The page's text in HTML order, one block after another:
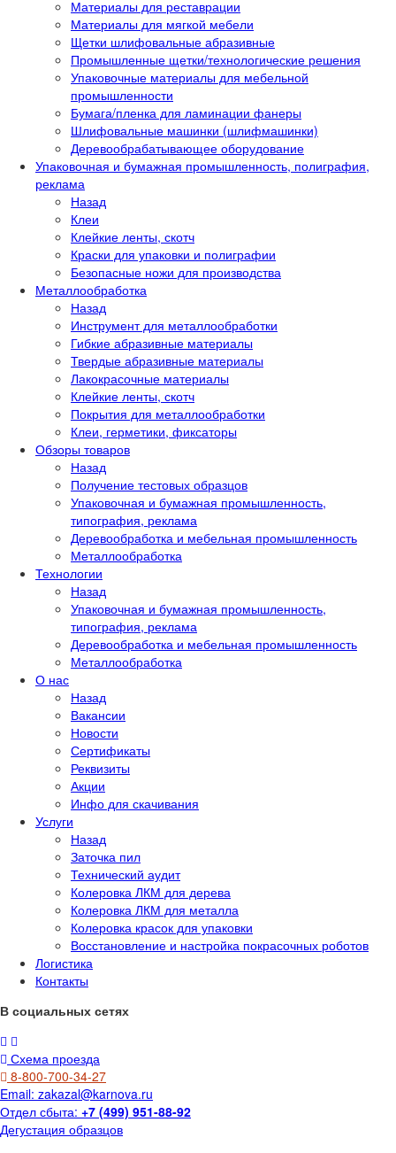
Материалы для реставрации
Материалы для мягкой мебели
Щетки шлифовальные абразивные
Промышленные щетки/технологические решения
Упаковочные материалы для мебельной
промышленности
Бумага/пленка для ламинации фанеры
Шлифовальные машинки (шлифмашинки)
Деревообрабатывающее оборудование
Упаковочная и бумажная промышленность, полиграфия,
реклама
Назад
Клеи
Клейкие ленты, скотч
Краски для упаковки и полиграфии
Безопасные ножи для производства
Металлообработка
Назад
Инструмент для металлообработки
Гибкие абразивные материалы
Твердые абразивные материалы
Лакокрасочные материалы
Клейкие ленты, скотч
Покрытия для металлообработки
Клеи, герметики, фиксаторы
Обзоры товаров
Назад
Получение тестовых образцов
Упаковочная и бумажная промышленность,
типография, реклама
Деревообработка и мебельная промышленность
Металлообработка
Технологии
Назад
Упаковочная и бумажная промышленность,
типография, реклама
Деревообработка и мебельная промышленность
Металлообработка
О нас
Назад
Вакансии
Новости
Сертификаты
Реквизиты
Акции
Инфо для скачивания
Услуги
Назад
Заточка пил
Технический аудит
Колеровка ЛКМ для дерева
Колеровка ЛКМ для металла
Колеровка красок для упаковки
Восстановление и настройка покрасочных роботов
Логистика
Контакты
В социальных сетях
Схема проезда
8-800-700-34-27
Email: zakazal@karnova.ru
Отдел сбыта: +7 (499) 951-88-92
Дегустация образцов